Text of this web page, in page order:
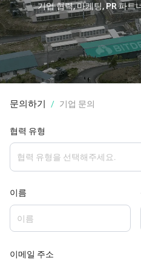
기업 협력, 마케팅, PR 파트
문의하기 / 기업 문의
협력 유형
협력 유형을 선택해주세요.
이름
이메일 주소